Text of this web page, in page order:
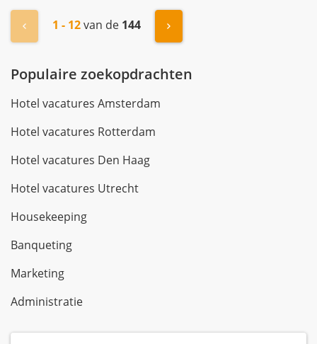
« Vorige1 - 12van de 144 Volgende »
Populaire zoekopdrachten
Hotel vacatures Amsterdam
Hotel vacatures Rotterdam
Hotel vacatures Den Haag
Hotel vacatures Utrecht
Housekeeping
Banqueting
Marketing
Administratie